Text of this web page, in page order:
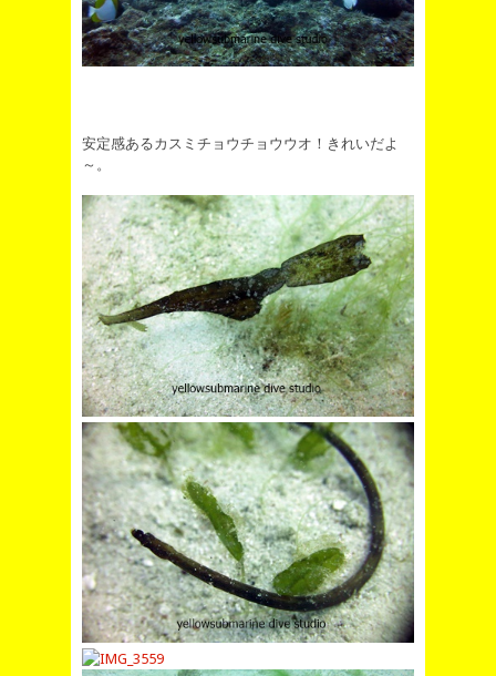
安定感あるカスミチョウチョウウオ！きれいだよ
～。